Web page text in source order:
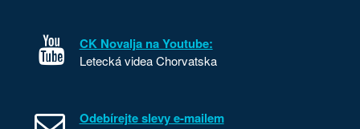
CK Novalja na Youtube:
Letecká videa Chorvatska
Odebírejte slevy e-mailem